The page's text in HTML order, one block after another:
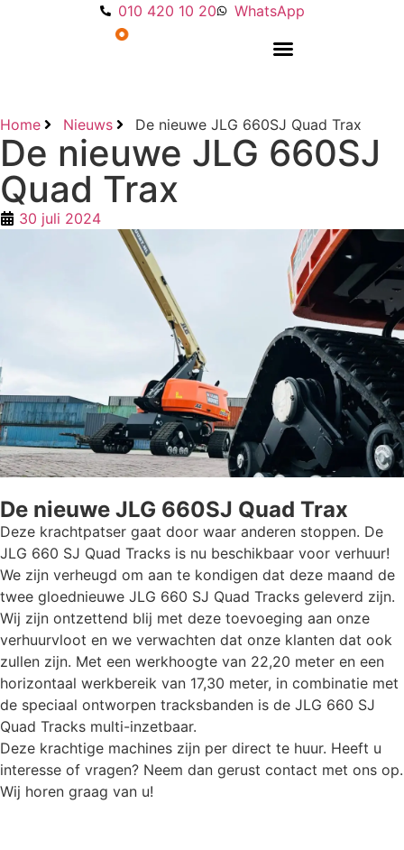
010 420 10 20 WhatsApp
Home Nieuws De nieuwe JLG 660SJ Quad Trax
De nieuwe JLG 660SJ
Quad Trax
30 juli 2024
De nieuwe JLG 660SJ Quad Trax
Deze krachtpatser gaat door waar anderen stoppen. De
JLG 660 SJ Quad Tracks is nu beschikbaar voor verhuur!
We zijn verheugd om aan te kondigen dat deze maand de
twee gloednieuwe JLG 660 SJ Quad Tracks geleverd zijn.
Wij zijn ontzettend blij met deze toevoeging aan onze
verhuurvloot en we verwachten dat onze klanten dat ook
zullen zijn. Met een werkhoogte van 22,20 meter en een
horizontaal werkbereik van 17,30 meter, in combinatie met
de speciaal ontworpen tracksbanden is de JLG 660 SJ
Quad Tracks multi-inzetbaar.
Deze krachtige machines zijn per direct te huur. Heeft u
interesse of vragen? Neem dan gerust contact met ons op.
Wij horen graag van u!